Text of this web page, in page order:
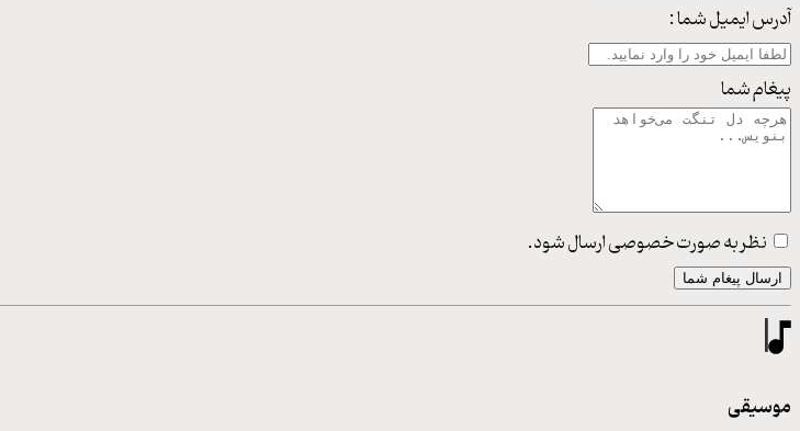
آدرس ایمیل شما :
پیغام شما
نظر به صورت خصوصی ارسال شود.
ارسال پیغام شما
موسیقی